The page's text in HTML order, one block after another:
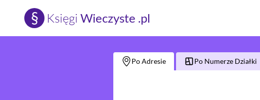
§ Księgi Wieczyste .pl
Po Adresie Po Numerze Działki